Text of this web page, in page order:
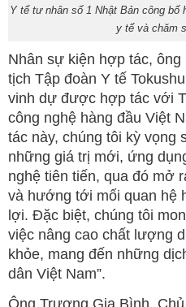
Y tế tư nhân số 1 Nhật Bản công
y tế và chăm
Nhân sự kiện hợp tác,
tịch Tập đoàn Y tế
vinh dự được hợp tác với
công nghệ hàng đầu Việt
tác này, chúng tôi kỳ vọng
những giá trị mới, ứng
nghệ tiên tiến, qua đó mở
và hướng tới mối quan hệ
lợi. Đặc biệt, chúng tôi
việc nâng cao chất lượng
khỏe, mang đến những
dân Việt Nam”.